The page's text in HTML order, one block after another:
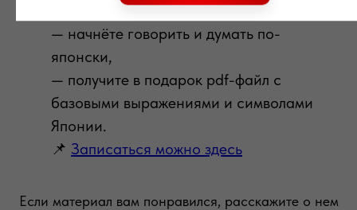
— узнаете, как устроен японский язык,
— начнёте говорить и думать по-
японски,
— получите в подарок pdf-файл с
базовыми выражениями и символами
Японии.
📌 Записаться можно здесь
Если материал вам понравился, расскажите о нем